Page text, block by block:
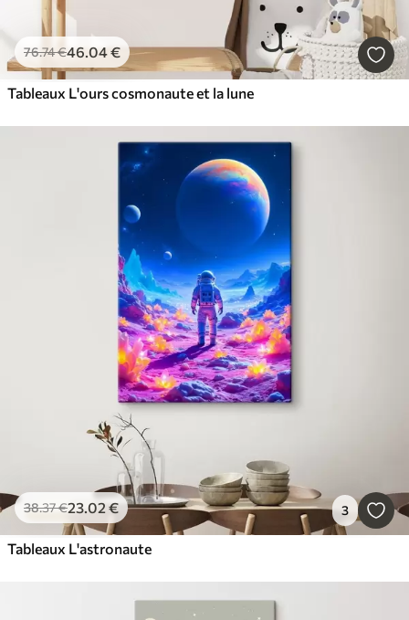
76.74€46.04€
Tableaux L'ours cosmonaute et la lune
38.37€23.02€ 3
Tableaux L'astronaute